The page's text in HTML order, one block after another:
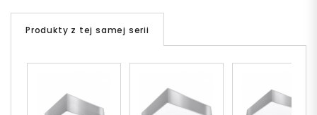
Produkty z tej samej serii